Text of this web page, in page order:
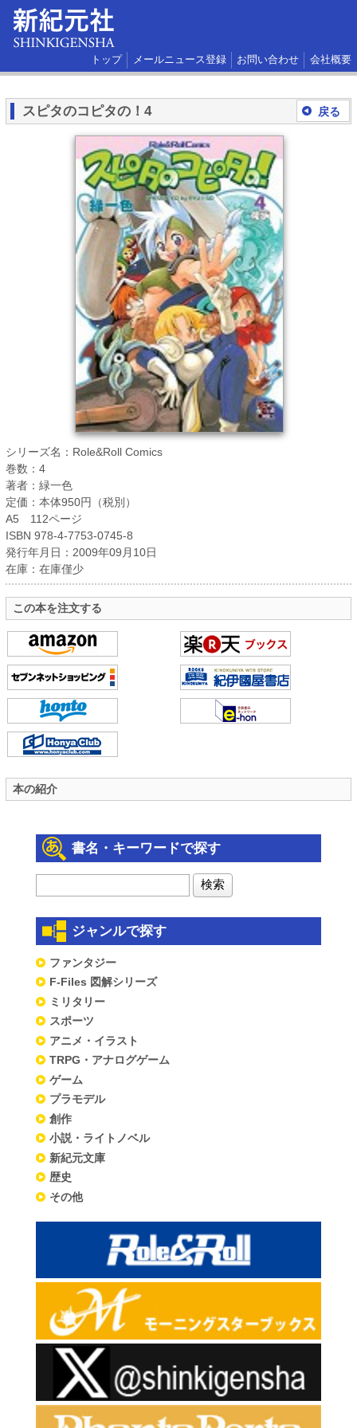
トップ メールニュース登録 お問い合わせ 会社概要
戻る
スピタのコピタの！4
シリーズ名：Role&Roll Comics
巻数：4
著者：緑一色
定価：本体950円（税別）
A5 112ページ
ISBN 978-4-7753-0745-8
発行年月日：2009年09月10日
在庫：在庫僅少
この本を注文する
本の紹介
書名・キーワードで探す
ジャンルで探す
ファンタジー
F-Files 図解シリーズ
ミリタリー
スポーツ
アニメ・イラスト
TRPG・アナログゲーム
ゲーム
プラモデル
創作
小説・ライトノベル
新紀元文庫
歴史
その他